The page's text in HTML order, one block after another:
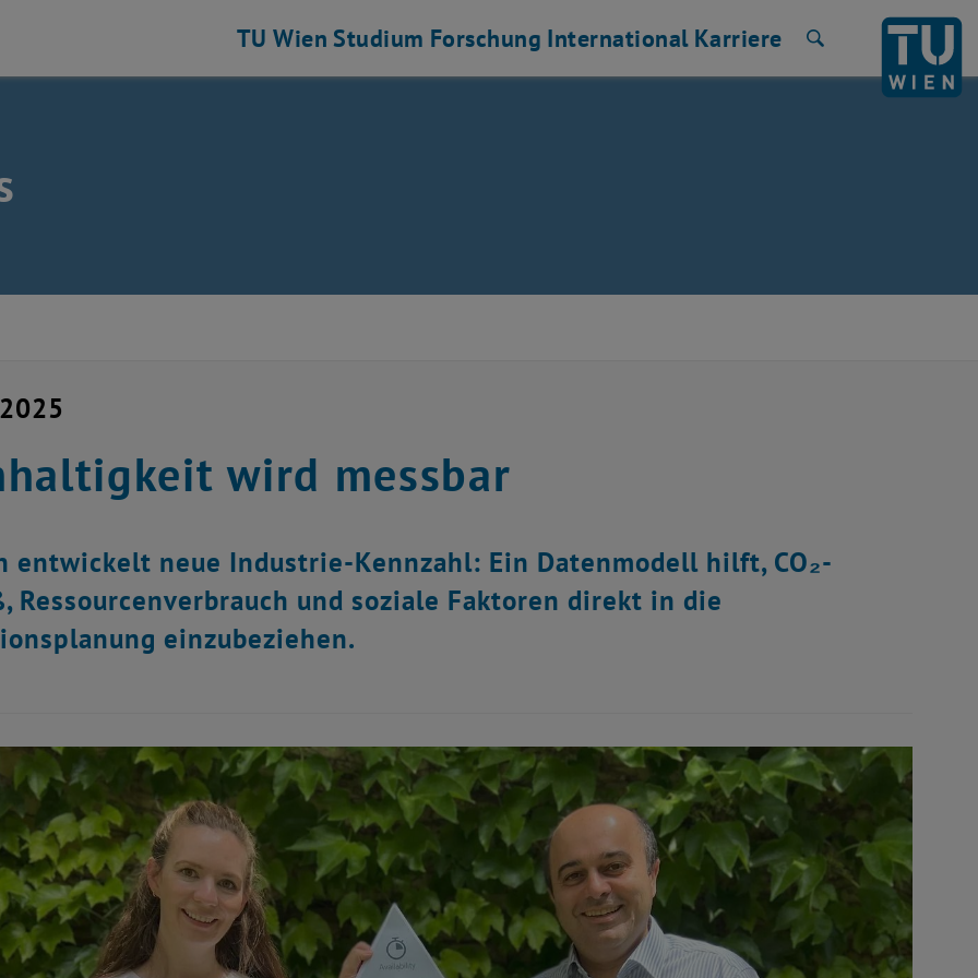
auflisten
TU Wien Studium Forschung International Karriere
wird messbar
entwickelt neue Industrie-Kennzahl: Ein Datenmodell hilft, CO₂-
Ressourcenverbrauch und soziale Faktoren direkt in die
einzubeziehen.